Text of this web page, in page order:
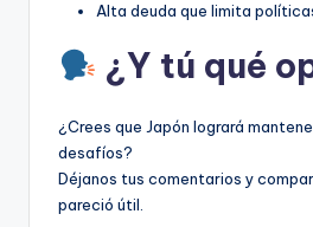
Alta deuda que limita
¿Y tú qué
¿Crees que Japón logrará
desafíos?
Déjanos tus comentarios y
pareció útil.